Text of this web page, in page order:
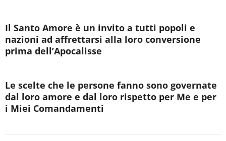
Il Santo Amore è un invito a tutti popoli e
nazioni ad affrettarsi alla loro conversione
prima dell’Apocalisse
Le scelte che le persone fanno sono governate
dal loro amore e dal loro rispetto per Me e per
i Miei Comandamenti